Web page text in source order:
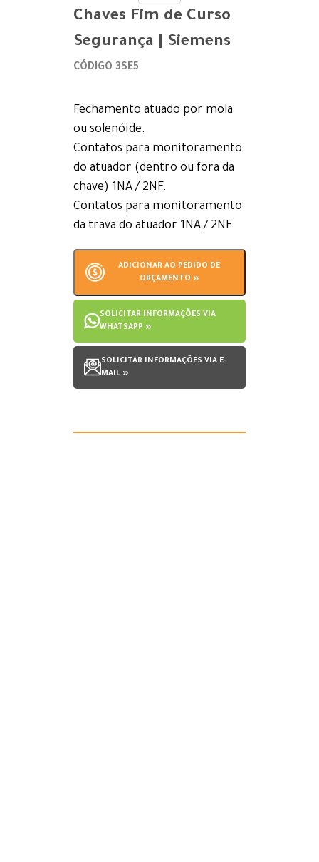
Chaves Fim de Curso
Segurança | Siemens
CÓDIGO 3SE5
Fechamento atuado por mola
ou solenóide.
Contatos para monitoramento
do atuador (dentro ou fora da
chave) 1NA / 2NF.
Contatos para monitoramento
da trava do atuador 1NA / 2NF.
ADICIONAR AO PEDIDO DE
ORÇAMENTO »
SOLICITAR INFORMAÇÕES VIA
WHATSAPP »
SOLICITAR INFORMAÇÕES VIA E-
MAIL »